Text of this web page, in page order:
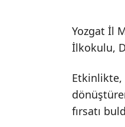
Yozgat İl
İlkokulu,
Etkinlikte,
fırsatı